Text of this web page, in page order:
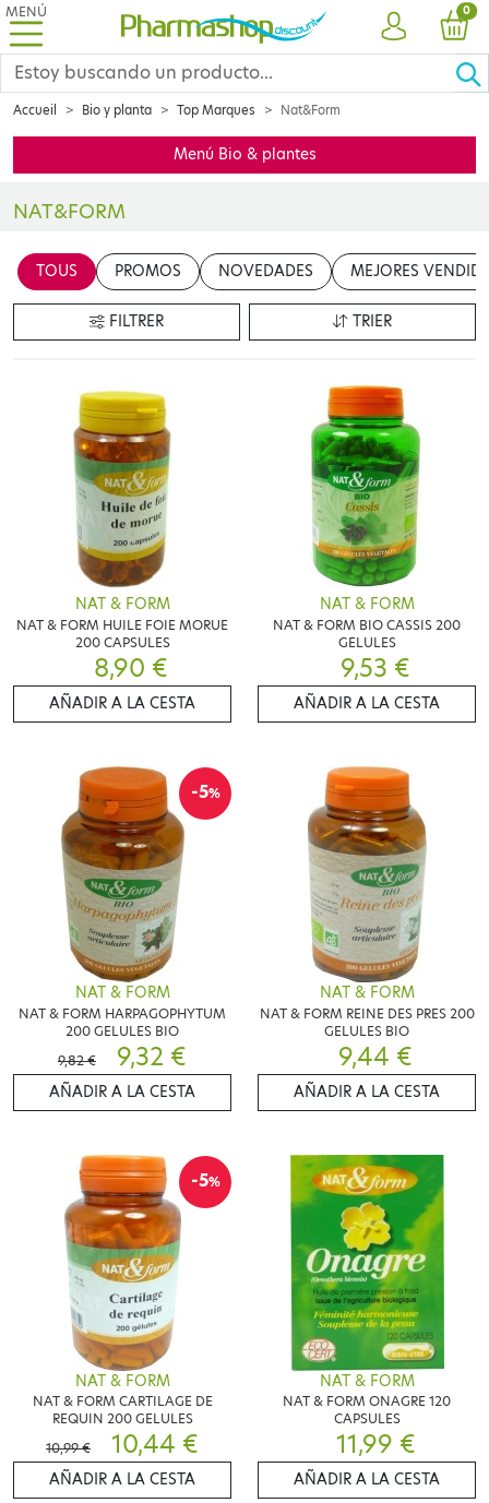
MENÚ
CUENTA
0
Accueil Bio y planta Top Marques Nat&Form
Menú Bio & plantes
NAT&FORM
en cliquant sur le bouton "Modifier le contenu"
TOUS PROMOS NOVEDADES MEJORES
FILTRER TRIER
NAT & FORM
NAT & FORM HUILE FOIE MORUE
200 CAPSULES
8,90 €
AÑADIR A LA CESTA
NAT & FORM
NAT & FORM BIO CASSIS 200
GELULES
9,53 €
AÑADIR A LA CESTA
-5%
NAT & FORM
NAT & FORM HARPAGOPHYTUM
200 GELULES BIO
9,82 €
9,32 €
AÑADIR A LA CESTA
NAT & FORM
NAT & FORM REINE DES PRES 200
GELULES BIO
9,44 €
AÑADIR A LA CESTA
-5%
NAT & FORM
NAT & FORM CARTILAGE DE
REQUIN 200 GELULES
10,99 €
10,44 €
AÑADIR A LA CESTA
NAT & FORM
NAT & FORM ONAGRE 120
CAPSULES
11,99 €
AÑADIR A LA CESTA